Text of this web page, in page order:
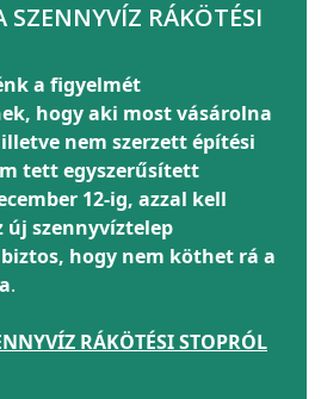
SZENNYVÍZ RÁKÖTÉSI
a figyelmét
, hogy aki most vásárolna
nem szerzett építési
tett egyszerűsített
12-ig, azzal kell
új szennyvíztelep
hogy nem köthet rá a
.
RÁKÖTÉSI STOPRÓL